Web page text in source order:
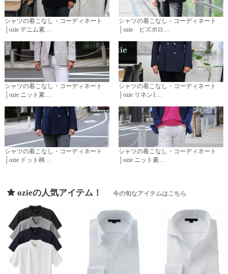
シャツの着こなし・コーディネート
│ozie デニム素…
シャツの着こなし・コーディネート
│ozie ビズポロ…
シャツの着こなし・コーディネート
│ozie ニット素…
シャツの着こなし・コーディネート
│ozie リネン1…
シャツの着こなし・コーディネート
│ozie ドット柄…
シャツの着こなし・コーディネート
│ozie ニット素…
ozieの人気アイテム！ 今の旬なアイテムはこちら